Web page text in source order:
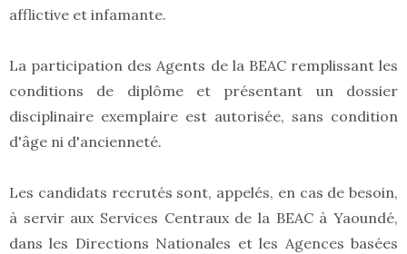
afflictive et infamante.
La participation des Agents de la BEAC remplissant les
conditions de diplôme et présentant un dossier
disciplinaire exemplaire est autorisée, sans condition
d'âge ni d'ancienneté.
Les candidats recrutés sont, appelés, en cas de besoin,
à servir aux Services Centraux de la BEAC à Yaoundé,
dans les Directions Nationales et les Agences basées